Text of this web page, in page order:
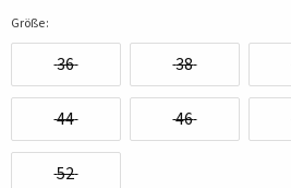
Größe:
36 38
44 46
52